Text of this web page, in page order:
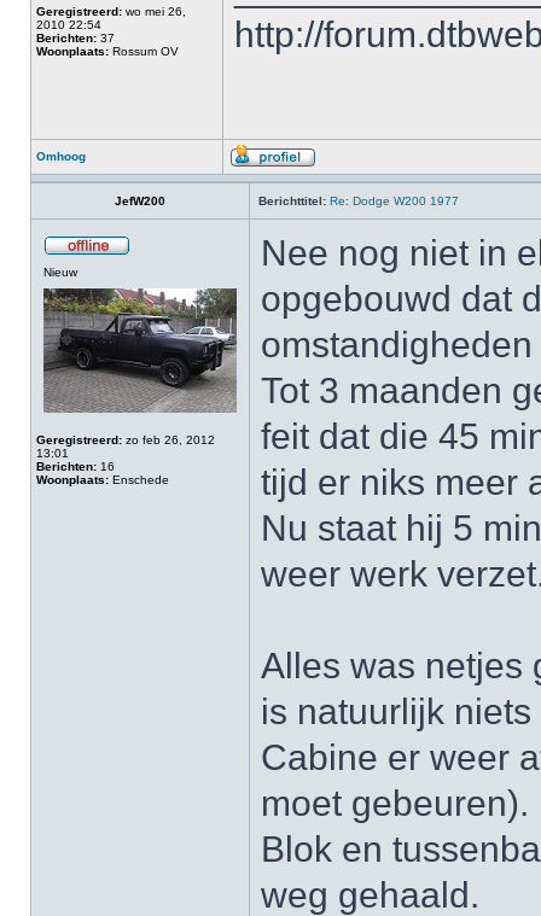
Geregistreerd: wo mei 26,
2010 22:54
Berichten: 37
Woonplaats: Rossum OV
http://
Omhoog
JefW200 Berichttitel: Re: Dodge W200 1977
Nieuw
Geregistreerd: zo feb 26, 2012
13:01
Berichten: 16
Woonplaats: Enschede
Nee nog niet in
opgebouwd dat
Tot 3 maanden
feit dat die 45
tijd er niks meer
Nu staat hij 5
weer werk
Alles was netjes
is natuurlijk
Cabine er weer
moet gebeuren).
Blok en
weg gehaald.